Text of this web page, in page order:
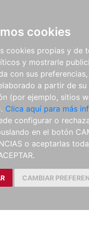
cookies
cookies propias y de
y mostrarle
con sus
a partir de su
(por ejemplo, sitios
Clica aquí para más
configurar o
en el botón
o aceptarlas
CAMBIAR